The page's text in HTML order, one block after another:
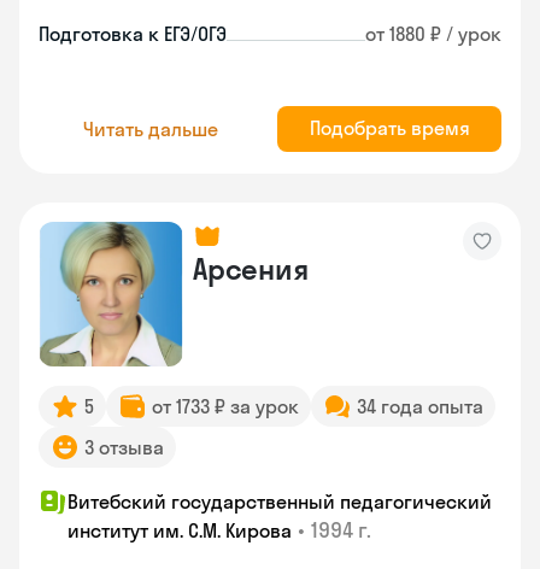
Подготовка к ЕГЭ/ОГЭ от 1880 ₽ / урок
Читать дальше Подобрать время
Арсения
5 от 1733 ₽ за урок
34 года опыта
3 отзыва
Витебский государственный педагогический
институт им. С.М. Кирова • 1994 г.